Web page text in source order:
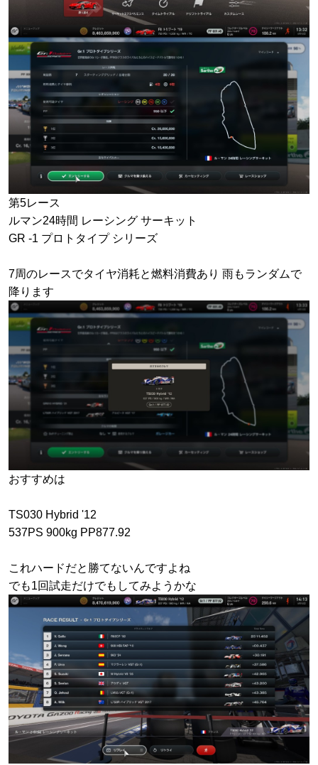
第5レース
ルマン24時間 レーシング サーキット
GR -1 プロトタイプ シリーズ
7周のレースでタイヤ消耗と燃料消費あり 雨もランダムで
降ります
おすすめは
TS030 Hybrid '12
537PS 900kg PP877.92
これハードだと勝てないんですよね
でも1回試走だけでもしてみようかな